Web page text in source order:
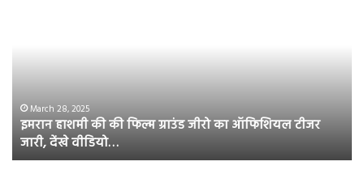
का
ऑफिशियल
टीजर
जारी,
March 28, 2025
इमरान हाशमी की की फिल्म ग्राउंड जीरो का ऑफिशियल टीजर
जारी, देंखे वीडियो…